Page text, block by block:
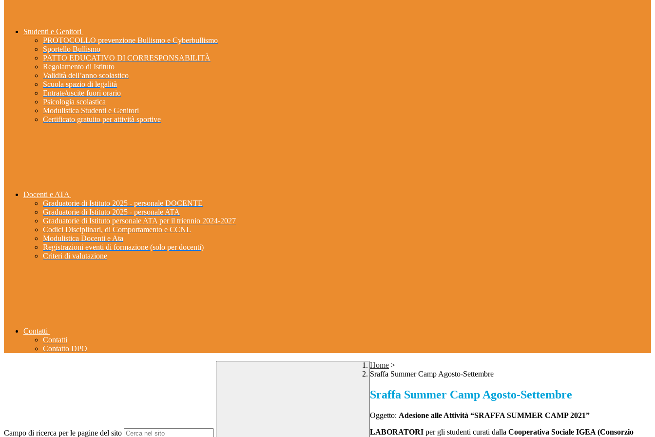
Studenti e Genitori
PROTOCOLLO prevenzione Bullismo e Cyberbullismo
Sportello Bullismo
PATTO EDUCATIVO DI CORRESPONSABILITÀ
Regolamento di Istituto
Validità dell’anno scolastico
Scuola spazio di legalità
Entrate/uscite fuori orario
Psicologia scolastica
Modulistica Studenti e Genitori
Certificato gratuito per attività sportive
Docenti e ATA
Graduatorie di Istituto 2025 - personale DOCENTE
Graduatorie di Istituto 2025 - personale ATA
Graduatorie di Istituto personale ATA per il triennio 2024-2027
Codici Disciplinari, di Comportamento e CCNL
Modulistica Docenti e Ata
Registrazioni eventi di formazione (solo per docenti)
Criteri di valutazione
Contatti
Contatti
Contatto DPO
Campo di ricerca per le pagine del sito
Home >
Sraffa Summer Camp Agosto-Settembre
Sraffa Summer Camp Agosto-Settembre
Oggetto: Adesione alle Attività “SRAFFA SUMMER CAMP 2021”
LABORATORI per gli studenti curati dalla Cooperativa Sociale IGEA (Consorzio